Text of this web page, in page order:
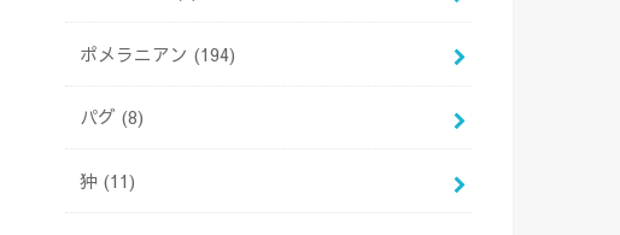
ポメラニアン (194)
パグ (8)
狆 (11)